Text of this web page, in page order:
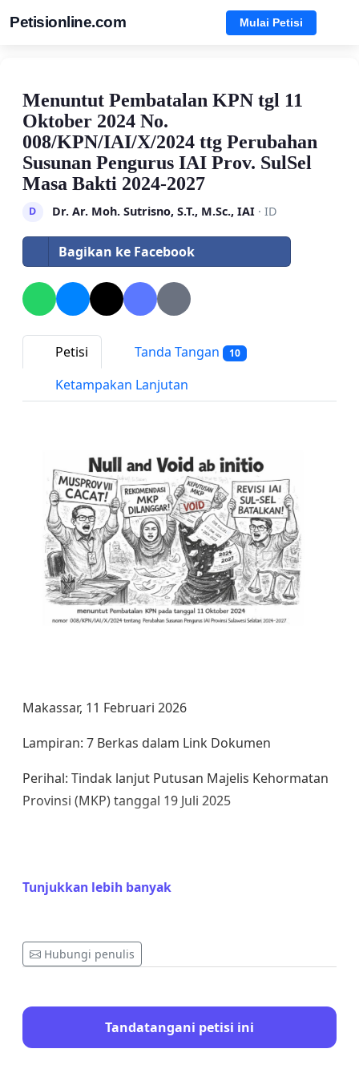
Petisionline.com Mulai Petisi
Menuntut Pembatalan KPN tgl 11
Oktober 2024 No.
008/KPN/IAI/X/2024 ttg Perubahan
Susunan Pengurus IAI Prov. SulSel
Masa Bakti 2024-2027
D Dr. Ar. Moh. Sutrisno, S.T., M.Sc., IAI· ID
Bagikan ke Facebook
Petisi Tanda Tangan 10
Ketampakan Lanjutan
Makassar, 11 Februari 2026
Lampiran: 7 Berkas dalam Link Dokumen
Perihal: Tindak lanjut Putusan Majelis Kehormatan
Provinsi (MKP) tanggal 19 Juli 2025
Seluruh Anggota IAI se-Indonesia
Dengan Hormat,
Tunjukkan lebih banyak
Hubungi penulis
Tandatangani petisi ini